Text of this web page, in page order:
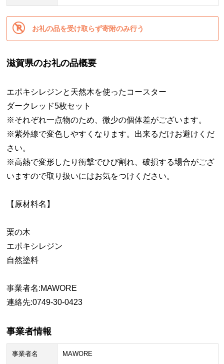
お礼の品を受け取らず寄附のみ行う
滋賀県のお礼の品概要
エポキシレジンと天然木を使ったコースター
ダークレッド5枚セット
※それぞれ一点物のため、微少の個体差がございます。
※紫外線で変色しやすくなります。出来るだけお避けくだ
さい。
※高熱で変形したり衝撃でひび割れ、破損する場合がござ
いますので取り扱いにはお気をつけください。
【原材料名】
栗の木
エポキシレジン
自然塗料
事業者名:MAWORE
連絡先:0749-30-0423
事業者情報
事業者名 MAWORE